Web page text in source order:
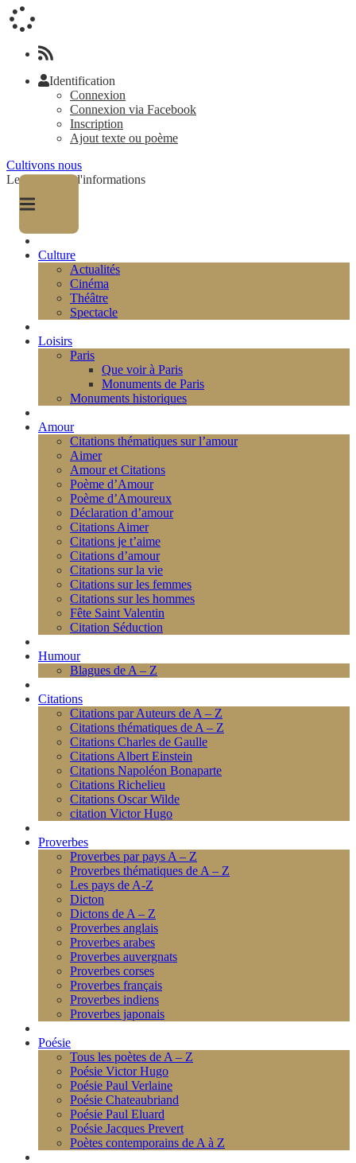
Identification
Connexion
Connexion via Facebook
Inscription
Ajout texte ou poème
Cultivons nous
Le magazine d'informations
Culture
Actualités
Cinéma
Théâtre
Spectacle
Loisirs
Paris
Que voir à Paris
Monuments de Paris
Monuments historiques
Amour
Citations thématiques sur l’amour
Aimer
Amour et Citations
Poème d’Amour
Poème d’Amoureux
Déclaration d’amour
Citations Aimer
Citations je t’aime
Citations d’amour
Citations sur la vie
Citations sur les femmes
Citations sur les hommes
Fête Saint Valentin
Citation Séduction
Humour
Blagues de A – Z
Citations
Citations par Auteurs de A – Z
Citations thématiques de A – Z
Citations Charles de Gaulle
Citations Albert Einstein
Citations Napoléon Bonaparte
Citations Richelieu
Citations Oscar Wilde
citation Victor Hugo
Proverbes
Proverbes par pays A – Z
Proverbes thématiques de A – Z
Les pays de A-Z
Dicton
Dictons de A – Z
Proverbes anglais
Proverbes arabes
Proverbes auvergnats
Proverbes corses
Proverbes français
Proverbes indiens
Proverbes japonais
Poésie
Tous les poètes de A – Z
Poésie Victor Hugo
Poésie Paul Verlaine
Poésie Chateaubriand
Poésie Paul Eluard
Poésie Jacques Prevert
Poètes contemporains de A à Z